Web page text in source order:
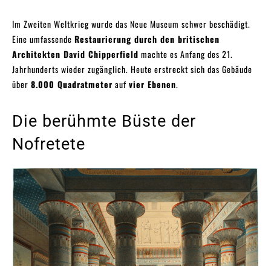
Im Zweiten Weltkrieg wurde das Neue Museum schwer beschädigt.
Eine umfassende Restaurierung durch den britischen
Architekten David Chipperfield machte es Anfang des 21.
Jahrhunderts wieder zugänglich. Heute erstreckt sich das Gebäude
über 8.000 Quadratmeterauf vier Ebenen.
Die berühmte Büste der
Nofretete